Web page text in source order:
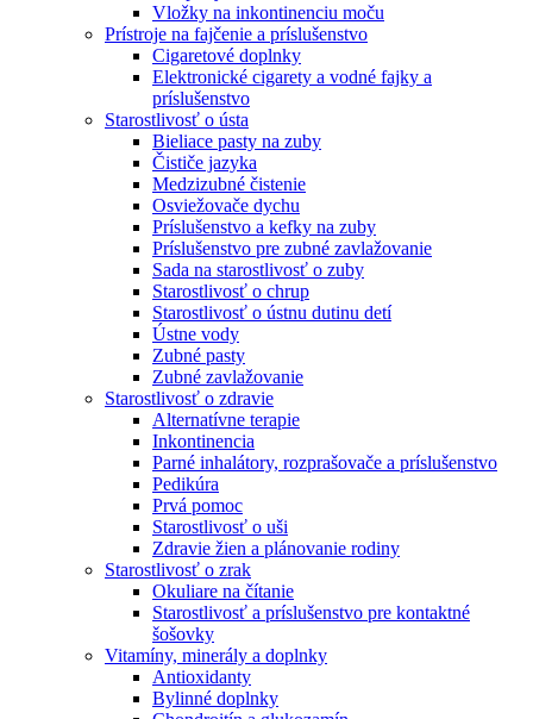
Vložky na inkontinenciu moču
Prístroje na fajčenie a príslušenstvo
Cigaretové doplnky
Elektronické cigarety a vodné fajky a
príslušenstvo
Starostlivosť o ústa
Bieliace pasty na zuby
Čističe jazyka
Medzizubné čistenie
Osviežovače dychu
Príslušenstvo a kefky na zuby
Príslušenstvo pre zubné zavlažovanie
Sada na starostlivosť o zuby
Starostlivosť o chrup
Starostlivosť o ústnu dutinu detí
Ústne vody
Zubné pasty
Zubné zavlažovanie
Starostlivosť o zdravie
Alternatívne terapie
Inkontinencia
Parné inhalátory, rozprašovače a príslušenstvo
Pedikúra
Prvá pomoc
Starostlivosť o uši
Zdravie žien a plánovanie rodiny
Starostlivosť o zrak
Okuliare na čítanie
Starostlivosť a príslušenstvo pre kontaktné
šošovky
Vitamíny, minerály a doplnky
Antioxidanty
Bylinné doplnky